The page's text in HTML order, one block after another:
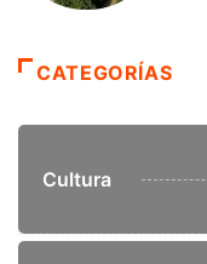
CATEGORÍAS
Cultura